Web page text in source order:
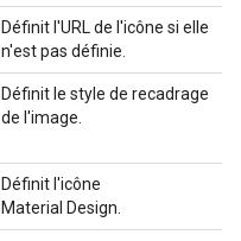
Définit l'URL de l'icône si elle
n'est pas définie.
Définit le style de recadrage
de l'image.
Définit l'icône
Material Design.